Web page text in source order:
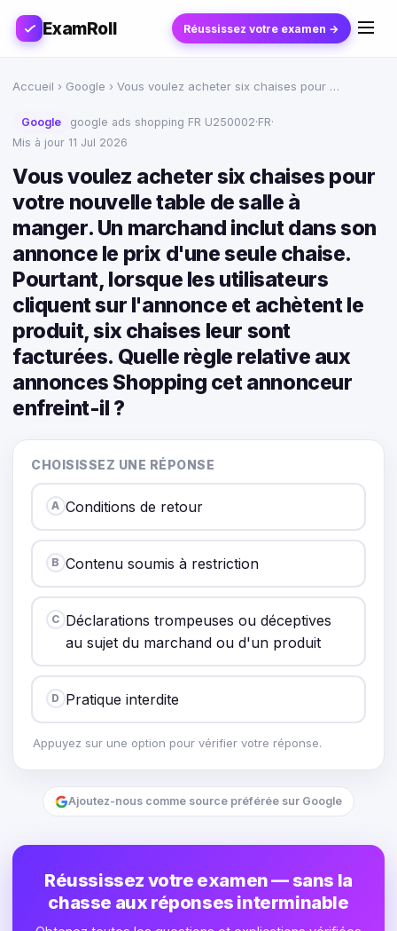
ExamRoll Réussissez votre examen →
Accueil › Google › Vous voulez acheter six chaises pour …
Google google ads shopping FR U250002·FR·
Mis à jour 11 Jul 2026
Vous voulez acheter six chaises pour
votre nouvelle table de salle à
manger. Un marchand inclut dans son
annonce le prix d'une seule chaise.
Pourtant, lorsque les utilisateurs
cliquent sur l'annonce et achètent le
produit, six chaises leur sont
facturées. Quelle règle relative aux
annonces Shopping cet annonceur
enfreint-il ?
CHOISISSEZ UNE RÉPONSE
A Conditions de retour
B Contenu soumis à restriction
C Déclarations trompeuses ou déceptives
au sujet du marchand ou d'un produit
D Pratique interdite
Appuyez sur une option pour vérifier votre réponse.
Ajoutez-nous comme source préférée sur Google
Réussissez votre examen — sans la
chasse aux réponses interminable